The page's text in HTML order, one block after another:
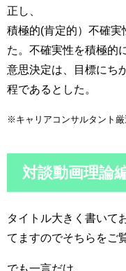
正し、
積極的(肯定的）不確実
た。不確実性を積極的
意思決定は、目標にち
程であるとした。
※キャリアコンサルタント厳
対談動画理論
タイトル大きく書いて
てますのでそちらをご
でも一言だけ、